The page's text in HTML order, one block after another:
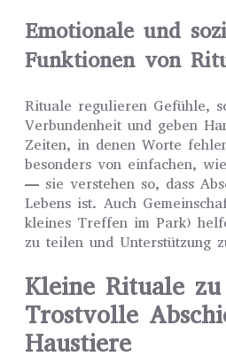
Emotionale und
Funktionen von
Rituale regulieren Gefühle,
Verbundenheit und geben
Zeiten, in denen Worte
besonders von einfachen,
— sie verstehen so, dass
Lebens ist. Auch
kleines Treffen im Park)
zu teilen und Unterstützung
Kleine Rituale zu
Trostvolle
Haustiere